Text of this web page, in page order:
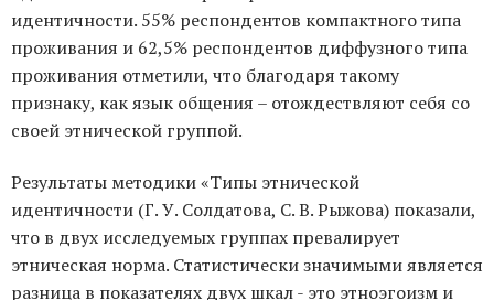
идентичности. 55% респондентов компактного типа
проживания и 62,5% респондентов диффузного типа
проживания отметили, что благодаря такому
признаку, как язык общения – отождествляют себя со
своей этнической группой.
Результаты методики «Типы этнической
идентичности (Г. У. Солдатова, С. В. Рыжова) показали,
что в двух исследуемых группах превалирует
этническая норма. Статистически значимыми является
разница в показателях двух шкал - это этноэгоизм и